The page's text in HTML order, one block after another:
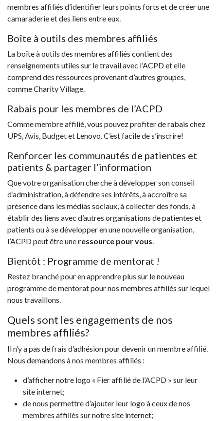
membres affiliés d’identifier leurs points forts et de créer une
camaraderie et des liens entre eux.
Boîte à outils des membres affiliés
La boîte à outils des membres affiliés contient des
renseignements utiles sur le travail avec l’ACPD et elle
comprend des ressources provenant d’autres groupes,
comme Charity Village.
Rabais pour les membres de l’ACPD
Comme membre affilié, vous pouvez profiter de rabais chez
UPS, Avis, Budget et Lenovo. C’est facile de s’inscrire!
Renforcer les communautés de patientes et
patients & partager l’information
Que votre organisation cherche à développer son conseil
d’administration, à défendre ses intérêts, à accroître sa
présence dans les médias sociaux, à collecter des fonds, à
établir des liens avec d’autres organisations de patientes et
patients ou à se développer en une nouvelle organisation,
l’ACPD peut être une ressource pour vous.
Bientôt : Programme de mentorat !
Restez branché pour en apprendre plus sur le nouveau
programme de mentorat pour nos membres affiliés sur lequel
nous travaillons.
Quels sont les engagements de nos
membres affiliés?
Il n’y a pas de frais d’adhésion pour devenir un membre affilié.
Nous demandons à nos membres affiliés :
d’afficher notre logo « Fier affilié de l’ACPD » sur leur
site internet;
de nous permettre d’ajouter leur logo à ceux de nos
membres affiliés sur notre site internet;